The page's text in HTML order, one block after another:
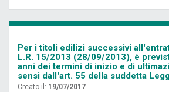
Per i titoli edilizi successivi
L.R. 15/2013 (28/09/2013), è
anni dei termini di inizio e di
sensi dall'art. 55 della suddetta
Creato il: 19/07/2017